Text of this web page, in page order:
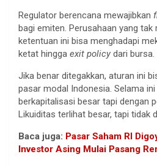
Regulator berencana mewajibkan
bagi emiten. Perusahaan yang
ketentuan ini bisa menghadapi
ketat hingga exit policy dari bursa.
Jika benar ditegakkan, aturan ini
pasar modal Indonesia. Selama
berkapitalisasi besar tapi dengan
Likuiditas terlihat besar, tapi tidak
Baca juga: Pasar Saham RI
Investor Asing Mulai Pasang